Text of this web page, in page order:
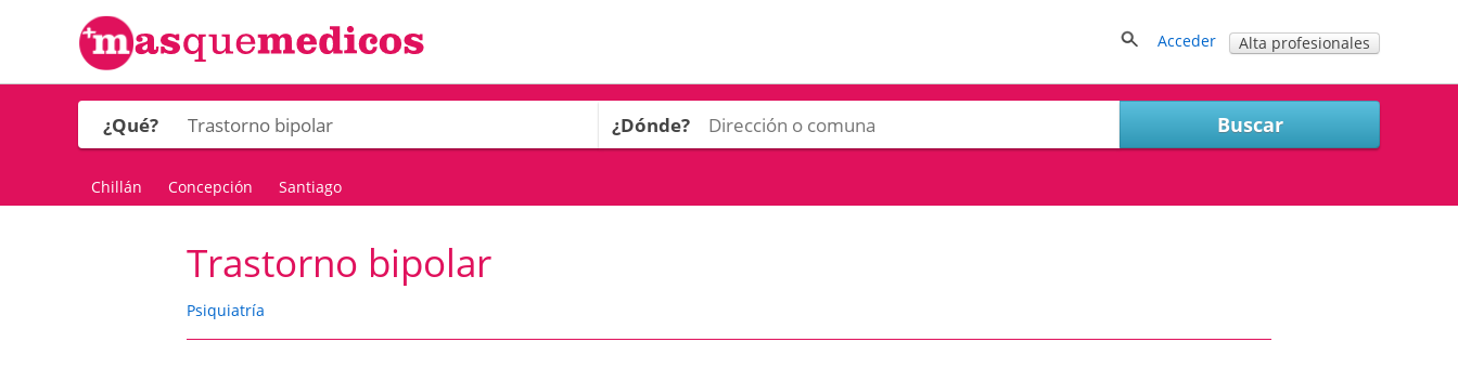
Acceder Alta profesionales
¿Qué? ¿Dónde?
Chillán Concepción Santiago
Trastorno bipolar
Psiquiatría